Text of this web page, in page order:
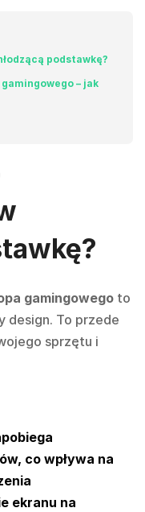
podstawkę?
– jak
gamingowego to
To przede
sprzętu i
co wpływa na
ekranu na